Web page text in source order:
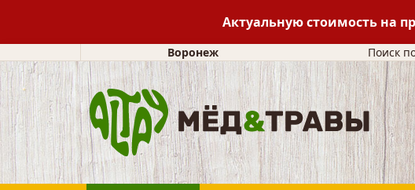
Актуальную стоимость на
Воронеж Поиск